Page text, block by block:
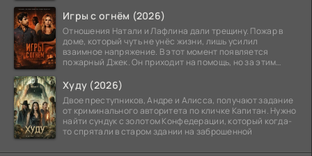
Игры с огнём (2026)
Отношения Натали и Лафлина дали трещину. Пожар в
доме, который чуть не унёс жизни, лишь усилил
взаимное напряжение. В этот момент появляется
пожарный Джек. Он приходит на помощь, но за этим
Худу (2026)
Двое преступников, Андре и Алисса, получают задание
от криминального авторитета по кличке Капитан. Нужно
найти сундук с золотом Конфедерации, который когда-
то спрятали в старом здании на заброшенной